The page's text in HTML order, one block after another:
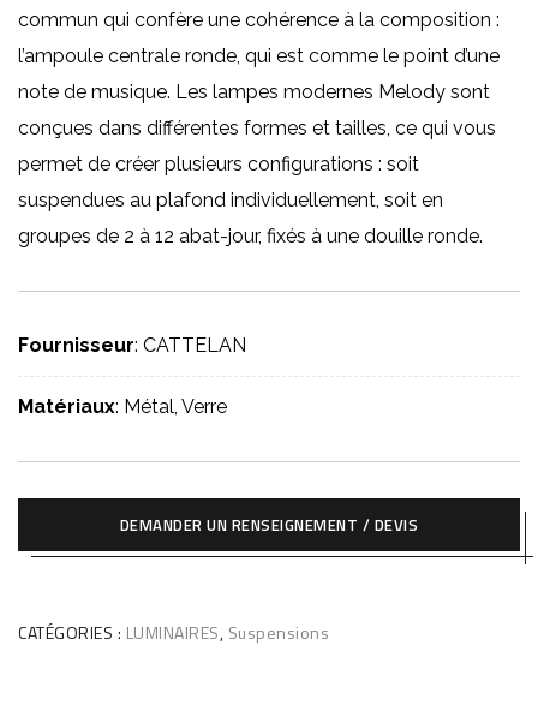
commun qui confère une cohérence à la composition :
l’ampoule centrale ronde, qui est comme le point d’une
note de musique. Les lampes modernes Melody sont
conçues dans différentes formes et tailles, ce qui vous
permet de créer plusieurs configurations : soit
suspendues au plafond individuellement, soit en
groupes de 2 à 12 abat-jour, fixés à une douille ronde.
Fournisseur: CATTELAN
Matériaux: Métal, Verre
DEMANDER UN RENSEIGNEMENT / DEVIS
CATÉGORIES : LUMINAIRES, Suspensions